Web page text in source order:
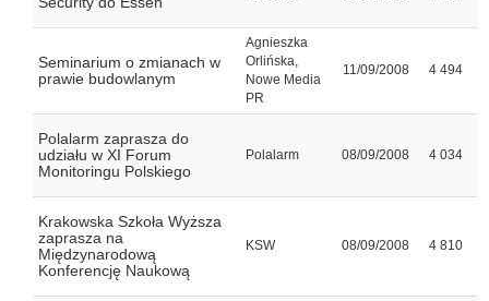
Seminarium o zmianach w
prawie budowlanym
Agnieszka
Orlińska,
Nowe Media
PR
11/09/2008 4 494
Polalarm zaprasza do
udziału w XI Forum
Monitoringu Polskiego
Polalarm 08/09/2008 4 034
Krakowska Szkoła Wyższa
zaprasza na
Międzynarodową
Konferencję Naukową
KSW 08/09/2008 4 810